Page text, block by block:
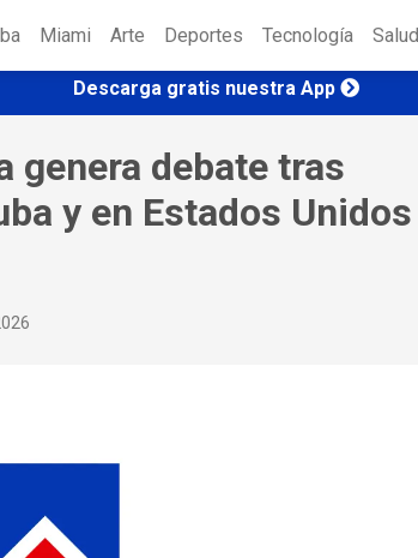
Miami Arte Deportes Tecnología Salud
Descarga gratis nuestra App
genera debate tras
y en Estados Unidos